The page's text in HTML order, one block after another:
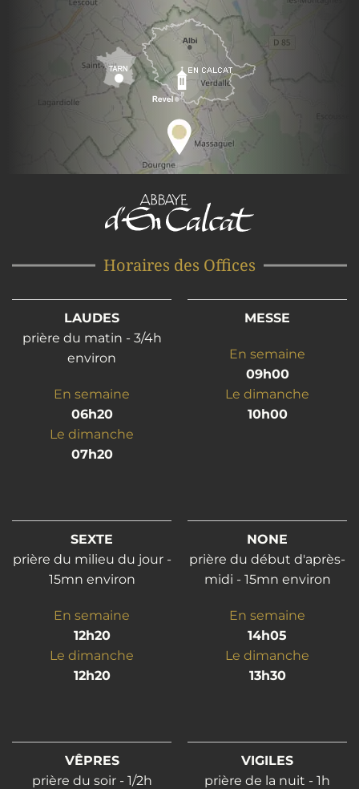
Horaires des Offices
LAUDES
prière du matin - 3/4h
environ
En semaine
06h20
Le dimanche
07h20
MESSE
En semaine
09h00
Le dimanche
10h00
SEXTE
prière du milieu du jour -
15mn environ
En semaine
12h20
Le dimanche
12h20
NONE
prière du début d'après-
midi - 15mn environ
En semaine
14h05
Le dimanche
13h30
VÊPRES
prière du soir - 1/2h
VIGILES
prière de la nuit - 1h